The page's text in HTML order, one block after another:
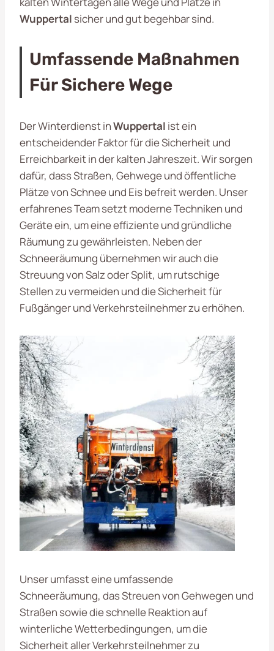
Wuppertal sicher und gut begehbar sind.
Umfassende Maßnahmen
Für Sichere Wege
Der Winterdienst inWuppertal ist ein
entscheidender Faktor für die Sicherheit und
Erreichbarkeit in der kalten Jahreszeit. Wir sorgen
dafür, dass Straßen, Gehwege und öffentliche
Plätze von Schnee und Eis befreit werden. Unser
erfahrenes Team setzt moderne Techniken und
Geräte ein, um eine effiziente und gründliche
Räumung zu gewährleisten. Neben der
Schneeräumung übernehmen wir auch die
Streuung von Salz oder Split, um rutschige
Stellen zu vermeiden und die Sicherheit für
Fußgänger und Verkehrsteilnehmer zu erhöhen.
Unser umfasst eine umfassende
Schneeräumung, das Streuen von Gehwegen und
Straßen sowie die schnelle Reaktion auf
winterliche Wetterbedingungen, um die
Sicherheit aller Verkehrsteilnehmer zu